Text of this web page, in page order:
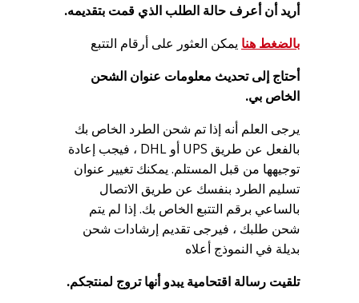
أريد أن أعرف حالة الطلب الذي قمت بتقديمه.
بالضغط هنا يمكن العثور على أرقام التتبع
أحتاج إلى تحديث معلومات عنوان الشحن
الخاص بي.
يرجى العلم أنه إذا تم شحن الطرد الخاص بك
بالفعل عن طريق UPS أو DHL ، فيجب إعادة
توجيهها من قبل المستلم. يمكنك تغيير عنوان
تسليم الطرد بنفسك عن طريق الاتصال
بالساعي برقم التتبع الخاص بك. إذا لم يتم
شحن طلبك ، فيرجى تقديم إرشادات شحن
بديلة في النموذج أعلاه
تلقيت رسالة اقتحامية يبدو أنها تروج لمنتجكم.